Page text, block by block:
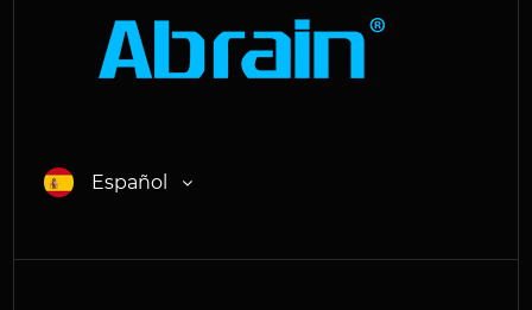
Español